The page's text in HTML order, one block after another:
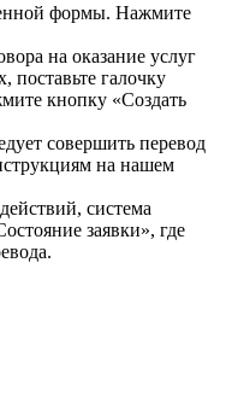
формы. Нажмите
на оказание услуг
поставьте галочку
кнопку «Создать
совершить перевод
на нашем
система
заявки», где